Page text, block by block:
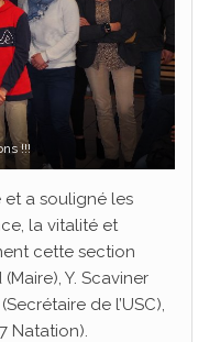
!!!
et a souligné les
la vitalité et
cette section
Y. Scaviner
de l’USC),
Natation).